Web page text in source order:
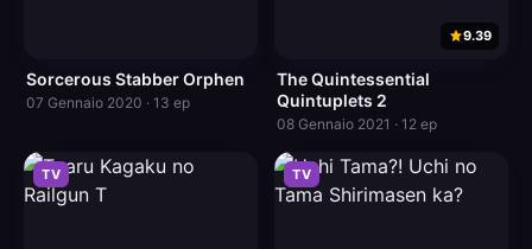
Sorcerous Stabber Orphen
07 Gennaio 2020 · 13 ep
9.39
The Quintessential
Quintuplets 2
08 Gennaio 2021 · 12 ep
TV TV